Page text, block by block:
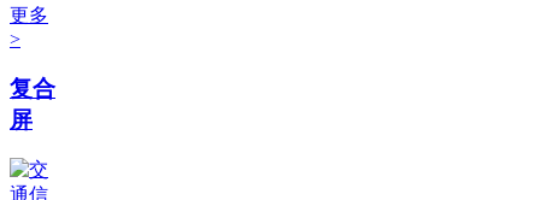
更多
>
复合
屏